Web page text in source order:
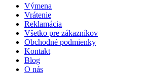
Výmena
Vrátenie
Reklamácia
Všetko pre zákazníkov
Obchodné podmienky
Kontakt
Blog
O nás